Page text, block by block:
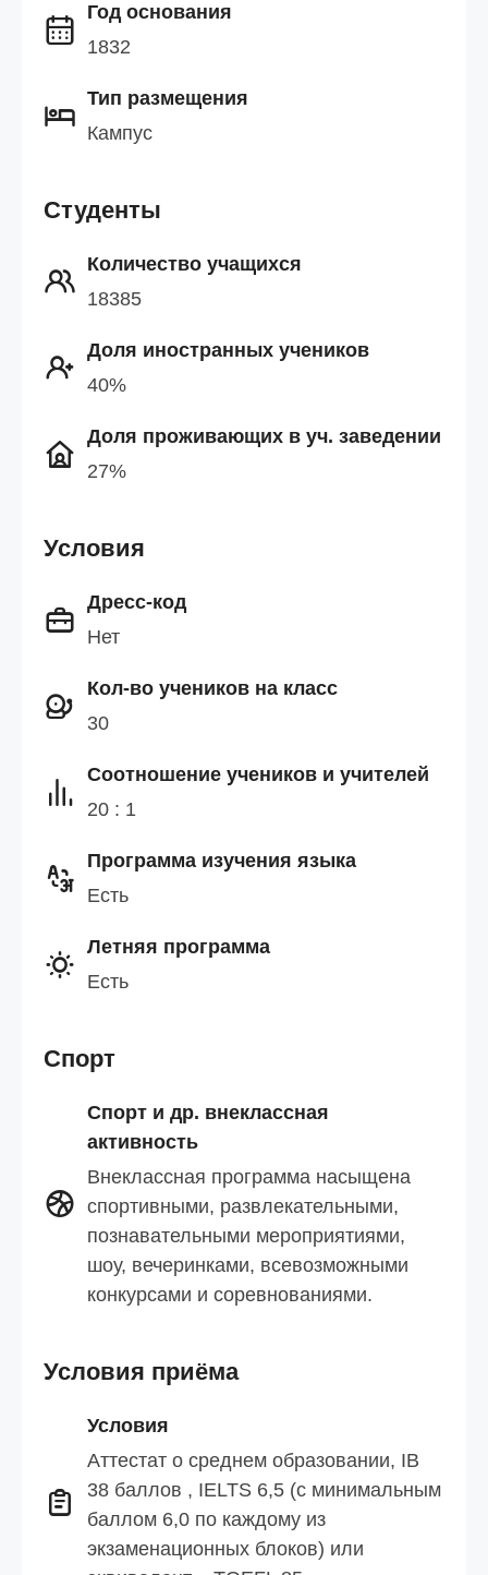
Год основания
1832
Тип размещения
Кампус
Студенты
Количество учащихся
18385
Доля иностранных учеников
40%
Доля проживающих в уч. заведении
27%
Условия
Дресс-код
Нет
Кол-во учеников на класс
30
Cоотношение учеников и учителей
20 : 1
Программа изучения языка
Есть
Летняя программа
Есть
Спорт
Спорт и др. внеклассная
активность
Внеклассная программа насыщена
спортивными, развлекательными,
познавательными мероприятиями,
шоу, вечеринками, всевозможными
конкурсами и соревнованиями.
Условия приёма
Условия
Аттестат о среднем образовании, IB
38 баллов , IELTS 6,5 (с минимальным
баллом 6,0 по каждому из
экзаменационных блоков) или